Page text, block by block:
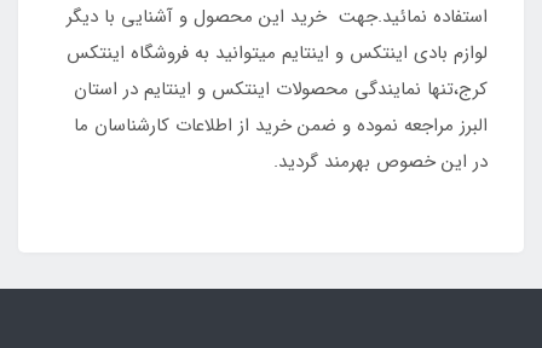
استفاده نمائید.جهت خرید این محصول و آشنایی با دیگر
لوازم بادی اینتکس و اینتایم میتوانید به فروشگاه اینتکس
کرج،تنها نمایندگی محصولات اینتکس و اینتایم در استان
البرز مراجعه نموده و ضمن خرید از اطلاعات کارشناسان ما
در این خصوص بهرمند گردید.